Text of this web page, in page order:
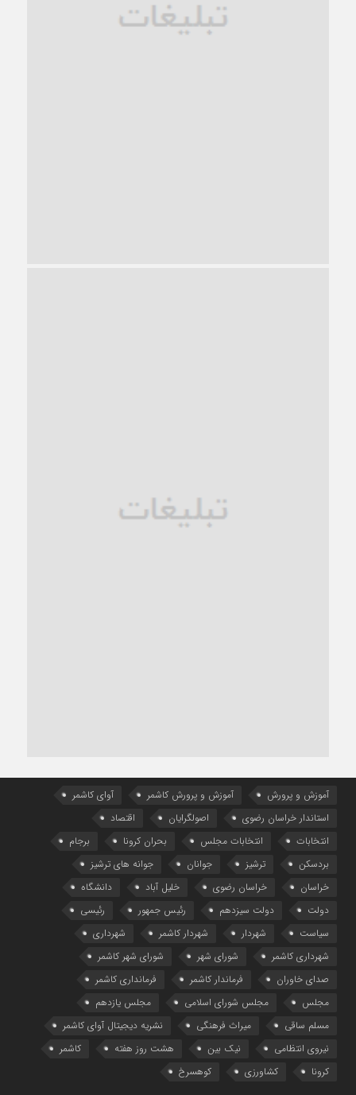
آموزش و پرورش آموزش و پرورش کاشمر
آوای کاشمر
استاندار خراسان رضوی
اصولگرایان
اقتصاد
انتخابات
انتخابات مجلس بحران کرونا
برجام
بردسکن
ترشیز جوانان
جوانه های ترشیز
خراسان
خراسان رضوی خلیل آباد
دانشگاه
دولت
دولت سیزدهم رئیس جمهور
رئیسی
سیاست
شهردار شهردار کاشمر
شهرداری
شهرداری کاشمر
شورای شهر
شورای شهر کاشمر
صدای خاوران
فرماندار کاشمر
فرمانداری کاشمر
مجلس
مجلس شورای اسلامی
مجلس یازدهم
مسلم ساقی
میراث فرهنگی
نشریه دیجیتال آوای کاشمر
نیروی انتظامی
نیک بین هشت روز هفته
کاشمر
کرونا
کشاورزی کوهسرخ